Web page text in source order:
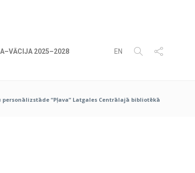
2025–2028 EN
personālizstāde “Pļava” Latgales Centrālajā bibliotēkā